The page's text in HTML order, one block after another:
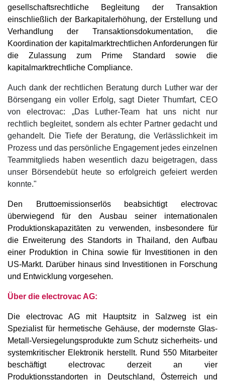
gesellschaftsrechtliche Begleitung der Transaktion
einschließlich der Barkapitalerhöhung, der Erstellung und
Verhandlung der Transaktionsdokumentation, die
Koordination der kapitalmarktrechtlichen Anforderungen für
die Zulassung zum Prime Standard sowie die
kapitalmarktrechtliche Compliance.
Auch dank der rechtlichen Beratung durch Luther war der
Börsengang ein voller Erfolg, sagt Dieter Thumfart, CEO
von electrovac: „Das Luther-Team hat uns nicht nur
rechtlich begleitet, sondern als echter Partner gedacht und
gehandelt. Die Tiefe der Beratung, die Verlässlichkeit im
Prozess und das persönliche Engagement jedes einzelnen
Teammitglieds haben wesentlich dazu beigetragen, dass
unser Börsendebüt heute so erfolgreich gefeiert werden
konnte."
Den Bruttoemissionserlös beabsichtigt electrovac
überwiegend für den Ausbau seiner internationalen
Produktionskapazitäten zu verwenden, insbesondere für
die Erweiterung des Standorts in Thailand, den Aufbau
einer Produktion in China sowie für Investitionen in den
US-Markt. Darüber hinaus sind Investitionen in Forschung
und Entwicklung vorgesehen.
Über die electrovac AG:
Die electrovac AG mit Hauptsitz in Salzweg ist ein
Spezialist für hermetische Gehäuse, der modernste Glas-
Metall-Versiegelungsprodukte zum Schutz sicherheits- und
systemkritischer Elektronik herstellt. Rund 550 Mitarbeiter
beschäftigt electrovac derzeit an vier
Produktionsstandorten in Deutschland, Österreich und